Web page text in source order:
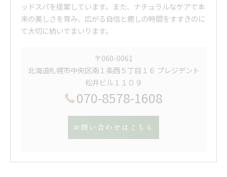
ッドスパを提案しています。また、ナチュラルなケアで本
来の美しさを育み、広がる自信と癒しの時間をすすきのに
て大切に紡いでまいります。
〒060-0061
北海道札幌市中央区南１条西５丁目１６ プレジデント
松井ビル１１０９
070-8578-1608
お問い合わせはこちら